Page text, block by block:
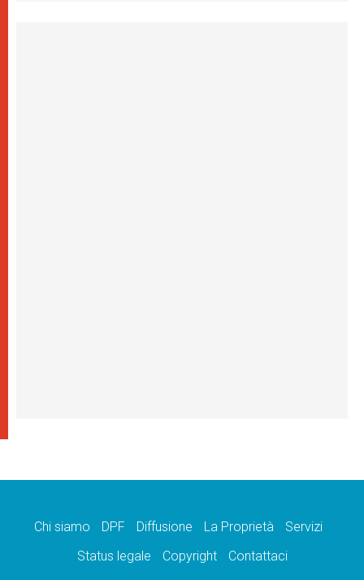
Chi siamo DPF Diffusione La Proprietà
Servizi
Status legale
Copyright Contattaci